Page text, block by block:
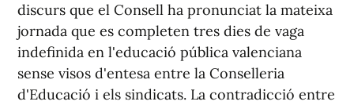
discurs que el Consell ha pronunciat la mateixa
jornada que es completen tres dies de vaga
indefinida en l'educació pública valenciana
sense visos d'entesa entre la Conselleria
d'Educació i els sindicats. La contradicció entre